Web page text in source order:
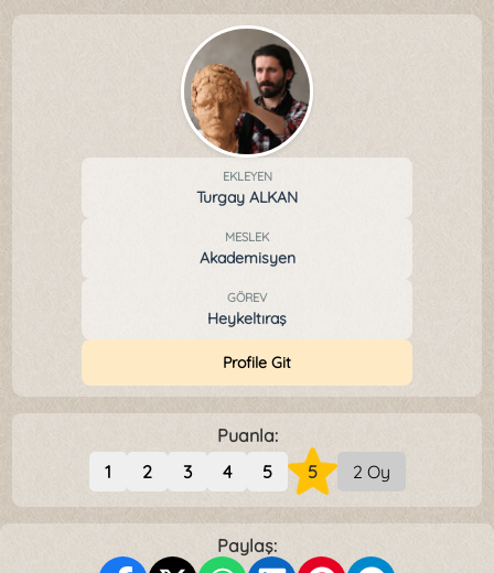
EKLEYEN
Turgay ALKAN
MESLEK
Akademisyen
GÖREV
Heykeltıraş
Profile Git
Puanla:
1
2 3 4 5 5 2 Oy
Paylaş: